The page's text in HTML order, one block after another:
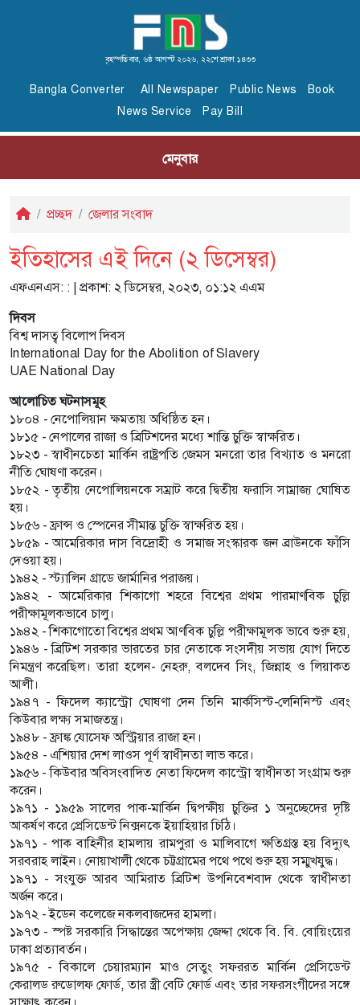
বৃহস্পতিবার, ৬ষ্ঠ আগস্ট ২০২৬, ২২শে শ্রাবণ ১৪৩৩
Bangla Converter All Newspaper Public News
Book
News Service
Pay Bill
মেনুবার
প্রচ্ছদ জেলার সংবাদ
ইতিহাসের এই দিনে (২ ডিসেম্বর)
এফএনএস: : | প্রকাশ: ২ ডিসেম্বর, ২০২৩, ০১:১২ এএম
দিবস
বিশ্ব দাসত্ব বিলোপ দিবস
International Day for the Abolition of Slavery
UAE National Day
আলোচিত ঘটনাসমূহ
১৮০৪ - নেপোলিয়ান ক্ষমতায় অধিষ্ঠিত হন।
১৮১৫ - নেপালের রাজা ও ব্রিটিশদের মধ্যে শান্তি চুক্তি স্বাক্ষরিত।
১৮২৩ - স্বাধীনচেতা মার্কিন রাষ্ট্রপতি জেমস মনরো তার বিখ্যাত ও মনরো
নীতি ঘোষণা করেন।
১৮৫২ - তৃতীয় নেপোলিয়নকে সম্রাট করে দ্বিতীয় ফরাসি সাম্রাজ্য ঘোষিত
হয়।
১৮৫৬ - ফ্রান্স ও স্পেনের সীমান্ত চুক্তি স্বাক্ষরিত হয়।
১৮৫৯ - আমেরিকার দাস বিদ্রোহী ও সমাজ সংস্কারক জন ব্রাউনকে ফাঁসি
দেওয়া হয়।
১৯৪২ - স্ট্যালিন গ্রাডে জার্মানির পরাজয়।
১৯৪২ - আমেরিকার শিকাগো শহরে বিশ্বের প্রথম পারমাণবিক চুল্লি
পরীক্ষামূলকভাবে চালু।
১৯৪২ - শিকাগোতো বিশ্বের প্রথম আণবিক চুল্লি পরীক্ষামূলক ভাবে শুরু হয়,
১৯৪৬ - ব্রিটিশ সরকার ভারতের চার নেতাকে সংসদীয় সভায় যোগ দিতে
নিমন্ত্রণ করেছিল। তারা হলেন- নেহরু, বলদেব সিং, জিন্নাহ ও লিয়াকত
আলী।
১৯৪৭ - ফিদেল ক্যাস্ট্রো ঘোষণা দেন তিনি মার্কসিস্ট-লেনিনিস্ট এবং
কিউবার লক্ষ্য সমাজতন্ত্র।
১৯৪৮ - ফ্রাঙ্ক যোসেফ অস্ট্রিয়ার রাজা হন।
১৯৫৪ - এশিয়ার দেশ লাওস পূর্ণ স্বাধীনতা লাভ করে।
১৯৫৬ - কিউবার অবিসংবাদিত নেতা ফিদেল কাস্ট্রো স্বাধীনতা সংগ্রাম শুরু
করেন।
১৯৭১ - ১৯৫৯ সালের পাক-মার্কিন দ্বিপক্ষীয় চুক্তির ১ অনুচ্ছেদের দৃষ্টি
আকর্ষণ করে প্রেসিডেন্ট নিক্সনকে ইয়াহিয়ার চিঠি।
১৯৭১ - পাক বাহিনীর হামলায় রামপুরা ও মালিবাগে ক্ষতিগ্রস্ত হয় বিদ্যুৎ
সরবরাহ লাইন। নোয়াখালী থেকে চট্টগ্রামের পথে পথে শুরু হয় সম্মুখযুদ্ধ।
১৯৭১ - সংযুক্ত আরব আমিরাত ব্রিটিশ উপনিবেশবাদ থেকে স্বাধীনতা
অর্জন করে।
১৯৭২ - ইডেন কলেজে নকলবাজদের হামলা।
১৯৭৩ - স্পষ্ট সরকারি সিদ্ধান্তের অপেক্ষায় জেদ্দা থেকে বি. বি. বোয়িংয়ের
ঢাকা প্রত্যাবর্তন।
১৯৭৫ - বিকালে চেয়ারম্যান মাও সেতুং সফররত মার্কিন প্রেসিডেন্ট
কেরালড রুডোলফ ফোর্ড, তার স্ত্রী বেটি ফোর্ড এবং তার সফরসংগীদের সঙ্গে